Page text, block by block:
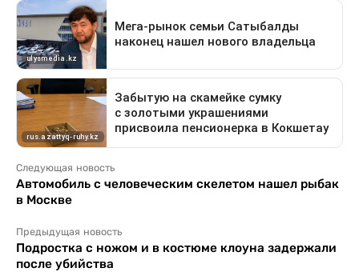
Следующая новость
Автомобиль с человеческим скелетом нашел рыбак
в Москве
Предыдущая новость
Подростка с ножом и в костюме клоуна задержали
после убийства